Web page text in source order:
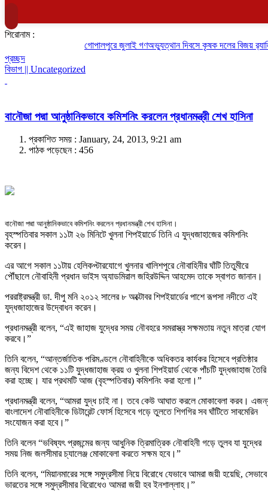
শিরোনাম :
গোপালপুরে জুলাই গণঅভ্যুত্থান দিবসে কৃষক দলের বিজয় র‍্যালি
প্রচ্ছদ
বিভাগ || Uncategorized
বানৌজা পদ্মা আনুষ্ঠানিকভাবে কমিশনিং করলেন প্রধানমন্ত্রী শেখ হাসিনা
প্রকাশিত সময় : January, 24, 2013, 9:21 am
পাঠক পড়েছেন : 456
বানৌজা পদ্মা আনুষ্ঠানিকভাবে কমিশনিং করলেন প্রধানমন্ত্রী শেখ হাসিনা।
বৃহস্পতিবার সকাল ১১টা ২৬ মিনিটে খুলনা শিপইয়ার্ডে তিনি এ যুদ্ধজাহাজের কমিশনিং
করেন।
এর আগে সকাল ১১টায় হেলিকপ্টারযোগে খুলনার খালিশপুরে নৌবাহিনীর ঘাঁটি তিতুমীরে
পৌঁছালে নৌবাহিনী প্রধান ভাইস অ্যাডমিরাল জহিরউদ্দিন আহমেদ তাকে স্বাগত জানান।
পররাষ্ট্রমন্ত্রী ডা. দীপু মনি ২০১২ সালের ৮ অক্টোবর শিপইয়ার্ডের পাশে রূপসা নদীতে এই
যুদ্ধজাহাজের উদ্বোধন করেন।
প্রধানমন্ত্রী বলেন, “এই জাহাজ যুদ্ধের সময় নৌবহরে সমরাস্ত্র সক্ষমতায় নতুন মাত্রা যোগ
করবে।”
তিনি বলেন, “আন্তর্জাতিক পরিমণ্ডলে নৌবাহিনীকে অধিকতর কার্যকর হিসেবে প্রতিষ্ঠার
জন্য বিদেশ থেকে ১১টি যুদ্ধজাহাজ ক্রয় ও খুলনা শিপইয়ার্ড থেকে পাঁচটি যুদ্ধজাহাজ তৈরি
করা হচ্ছে। যার প্রথমটি আজ (বৃহস্পতিবার) কমিশনিং করা হলো।”
প্রধানমন্ত্রী বলেন, “আমরা যুদ্ধ চাই না। তবে কেউ আঘাত করলে মোকাবেলা করব।
বাংলাদেশ নৌবাহিনীকে ডিটারেন্ট ফোর্স হিসেবে গড়ে তুলতে শিগগির সব ঘাঁটিতে সাবমেরিন
সংযোজন করা হবে।”
তিনি বলেন “ভবিষ্যৎ প্রজন্মের জন্য আধুনিক ত্রিমাত্রিক নৌবাহিনী গড়ে তুলব যা যুদ্ধের
সময় নিজ জলসীমার চ্যালেঞ্জ মোকাবেলা করতে সক্ষম হবে।”
তিনি বলেন, “মিয়ানমারের সঙ্গে সমুদ্রসীমা নিয়ে বিরোধে যেভাবে আমরা জয়ী হয়েছি, সেভাবে
ভারতের সঙ্গে সমুদ্রসীমার বিরোধেও আমরা জয়ী হব ইনশাল্লাহ।”